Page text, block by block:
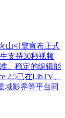
山引擎宣布正式
支持30秒视频
、稳定的编辑能
2.5已在LibTV、
域影界等平台同